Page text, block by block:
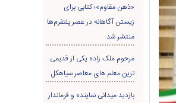
«ذهن مقاوم»؛ کتابی برای
زیستن آگاهانه در عصر پلتفرم‌ها
منتشر شد
مرحوم ملک زاده یکی از قدیمی
ترین معلم های معاصر سیاهکل
بازدید میدانی نماینده و فرماندار